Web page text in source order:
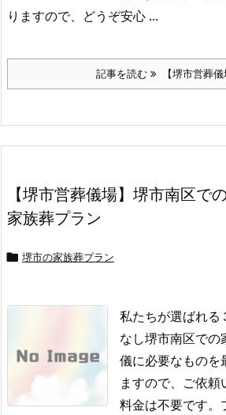
りますので、どうぞ安心 ...
記事を読む 【堺市営葬儀
【堺市営葬儀場】堺市南区で
家族葬プラン
 堺市の家族葬プラン
私たちが選ばれる
なし堺市南区で
儀に必要なものを
ますので、ご依
料金は不要です。